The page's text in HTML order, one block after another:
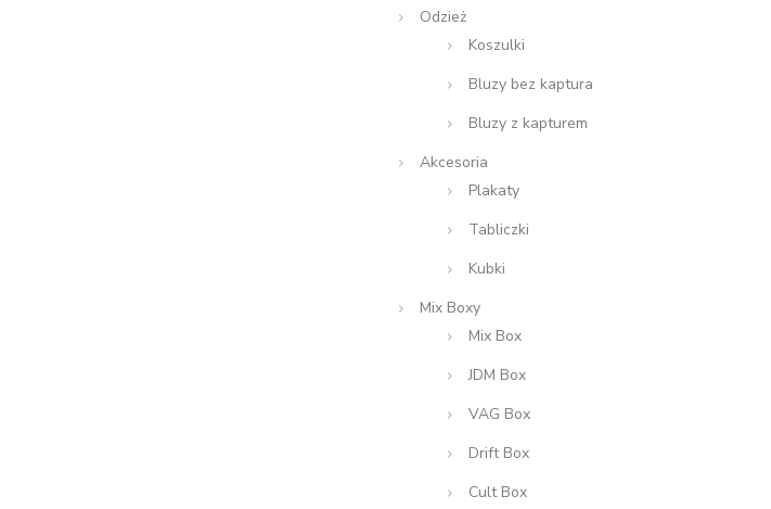
Odzież
Koszulki
Bluzy bez kaptura
Bluzy z kapturem
Akcesoria
Plakaty
Tabliczki
Kubki
Mix Boxy
Mix Box
JDM Box
VAG Box
Drift Box
Cult Box